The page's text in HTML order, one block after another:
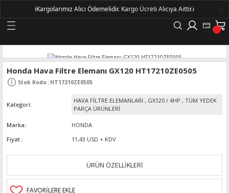
Geri Dön
KASNAKLI ALTERNATÖRLER - 1500
Honda Hava Filtre Elemanı GX120 HT17210ZE0505
Stok Kodu : HT17210ZE0505
Kategori
HAVA FİLTRE ELEMANLARI , GX120 / 4HP , TÜM YEDEK
PARÇA ÜRÜNLERİ
Marka
HONDA
Fiyat
11,43 USD + KDV
ÜRÜN ÖZELLİKLERİ
ℹ️Kargolarımız Alıcı Ödemelidir. Kargo Ücreti Alıcıya Aittir.ℹ️